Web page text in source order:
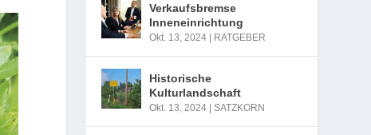
Verkaufsbremse
Inneneinrichtung
Okt. 13, 2024 RATGEBER
Historische
Kulturlandschaft
Okt. 13, 2024 |SATZKORN